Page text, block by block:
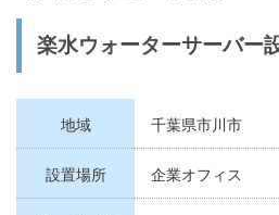
楽水ウォーターサーバー
地域 千葉県市川市
設置場所 企業オフィス